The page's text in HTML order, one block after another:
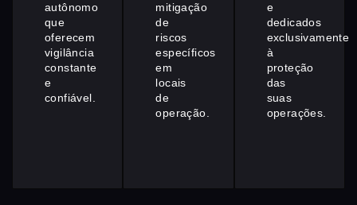
autônomo
que
oferecem
vigilância
constante
e
confiável.
mitigação
de
riscos
específicos
em
locais
de
operação.
e
dedicados
exclusivamente
à
proteção
das
suas
operações.